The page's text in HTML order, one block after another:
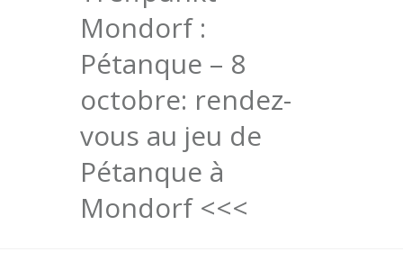
Mondorf :
Pétanque – 8
octobre: rendez-
vous au jeu de
Pétanque à
Mondorf <<<